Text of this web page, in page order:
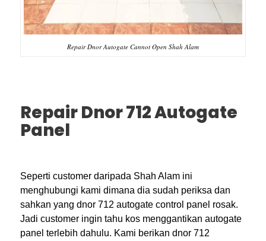
Repair Dnor Autogate Cannot Open Shah Alam
Repair Dnor 712 Autogate
Panel
Seperti customer daripada Shah Alam ini
menghubungi kami dimana dia sudah periksa dan
sahkan yang dnor 712 autogate control panel rosak.
Jadi customer ingin tahu kos menggantikan autogate
panel terlebih dahulu. Kami berikan dnor 712